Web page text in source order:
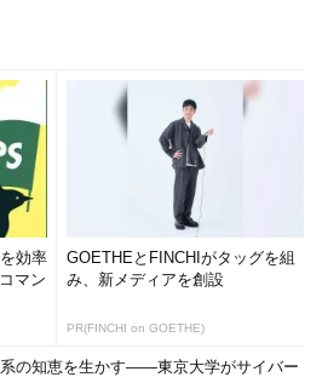
効率
マン
GOETHEとFINCHIがタッグを組
み、新メディアを創設
PR(FINCHI on GOETHE)
の知恵を生かす――東京大学がサイバー